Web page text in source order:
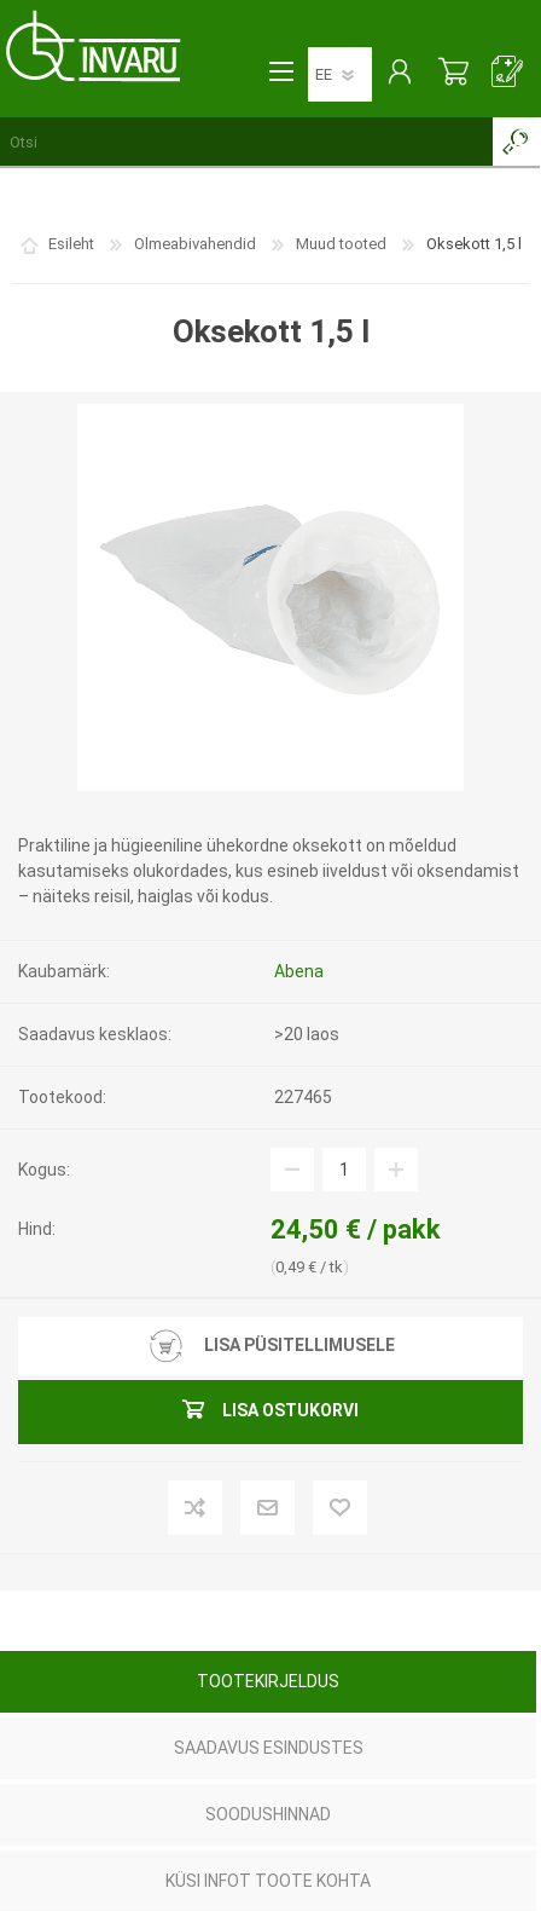
Esileht Olmeabivahendid Muud tooted Oksekott 1,5 l
Oksekott 1,5 l
Praktiline ja hügieeniline ühekordne oksekott on mõeldud
kasutamiseks olukordades, kus esineb iiveldust või oksendamist
– näiteks reisil, haiglas või kodus.
Kaubamärk: Abena
Saadavus kesklaos: >20 laos
Tootekood: 227465
Kogus:
Hind: 24,50 € / pakk
0,49 € / tk
LISA PÜSITELLIMUSELE
LISA OSTUKORVI
TOOTEKIRJELDUS
SAADAVUS ESINDUSTES
SOODUSHINNAD
KÜSI INFOT TOOTE KOHTA